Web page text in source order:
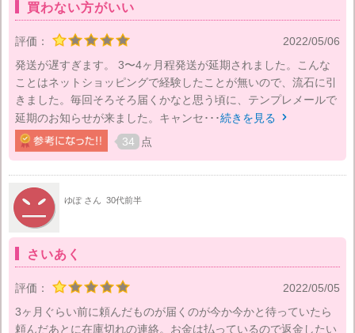
買わない方がいい
評価：
2022/05/06
発送が遅すぎます。 3〜4ヶ月程発送が延期されました。こんな
ことはネットショッピングで経験したことが無いので、流石に引
きました。毎回そろそろ届くかなと思う頃に、テンプレメールで
延期のお知らせが来ました。キャンセ･･･続きを見る 
34 点
ゆぽ さん 30代前半
さいあく
評価：
2022/05/05
3ヶ月ぐらい前に頼んだものが届くのが今か今かと待っていたら
頼んだあとに在庫切れの連絡。お金は払っているので返金したい